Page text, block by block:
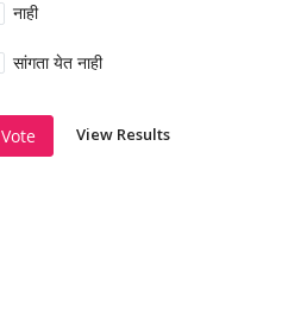
नाही
सांगता येत नाही
Vote View Results